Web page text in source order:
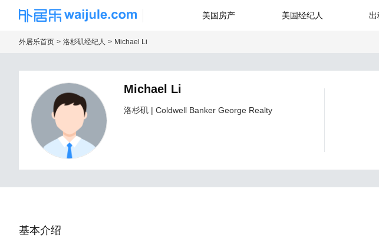
海外房产信息平台
美国房产 美国经纪人 出
外居乐首页 洛杉矶经纪人 Michael Li
Michael Li
洛杉矶 | Coldwell Banker George Realty
基本介绍